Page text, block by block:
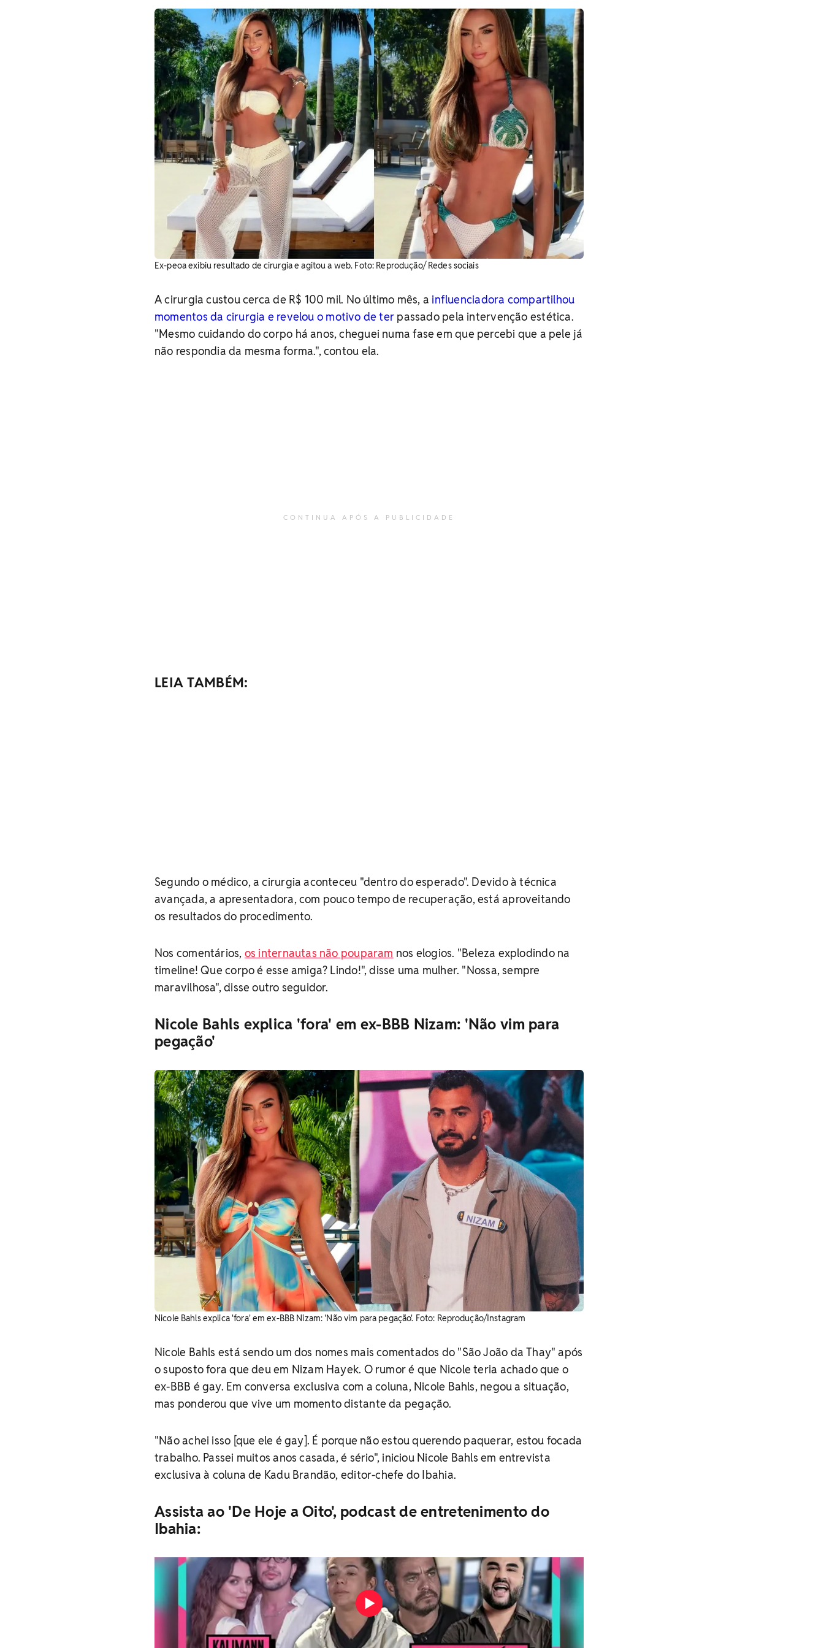
Ex-peoa exibiu resultado de cirurgia e agitou a web. ​Foto: Reprodução/ Redes sociais
A cirurgia custou cerca de R$ 100 mil. No último mês, a influenciadora compartilhou
momentos da cirurgia e revelou o motivo de ter passado pela intervenção estética.
"Mesmo cuidando do corpo há anos, cheguei numa fase em que percebi que a pele já
não respondia da mesma forma.", contou ela.
CONTINUA APÓS A PUBLICIDADE
LEIA TAMBÉM:
Segundo o médico, a cirurgia aconteceu "dentro do esperado". Devido à técnica
avançada, a apresentadora, com pouco tempo de recuperação, está aproveitando
os resultados do procedimento.
Nos comentários, os internautas não pouparam nos elogios. "Beleza explodindo na
timeline! Que corpo é esse amiga? Lindo!", disse uma mulher. "Nossa, sempre
maravilhosa", disse outro seguidor.
Nicole Bahls explica 'fora' em ex-BBB Nizam: 'Não vim para
pegação'
Nicole Bahls explica 'fora' em ex-BBB Nizam: 'Não vim para pegação'. ​Foto: Reprodução/Instagram
Nicole Bahls está sendo um dos nomes mais comentados do "São João da Thay" após
o suposto fora que deu em Nizam Hayek. O rumor é que Nicole teria achado que o
ex-BBB é gay. Em conversa exclusiva com a coluna, Nicole Bahls, negou a situação,
mas ponderou que vive um momento distante da pegação.
"Não achei isso [que ele é gay]. É porque não estou querendo paquerar, estou focada
trabalho. Passei muitos anos casada, é sério", iniciou Nicole Bahls em entrevista
exclusiva à coluna de Kadu Brandão, editor-chefe do Ibahia.
Assista ao 'De Hoje a Oito', podcast de entretenimento do
Ibahia: